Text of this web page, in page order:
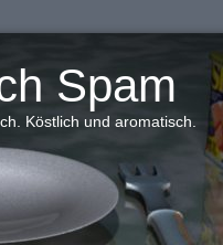
Spam
Köstlich und aromatisch.